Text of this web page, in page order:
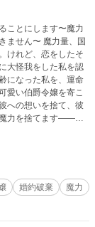
ことにします〜魔力
魔力量、国
けれど、恋をしたそ
大怪我をした私を認
になった私を、運命
愛い伯爵令嬢を寄こ
への想いを捨て、彼
力を捨てます――。
も掲載
婚約破棄
魔力